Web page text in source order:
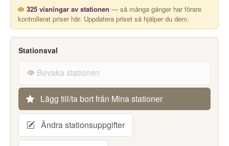
325 visningar av stationen — så många gånger har förare
kontrollerat priser här. Uppdatera priset så hjälper du dem.
Stationsval
👁️ Bevaka stationen
Lägg till/ta bort från Mina stationer
Ändra stationsuppgifter